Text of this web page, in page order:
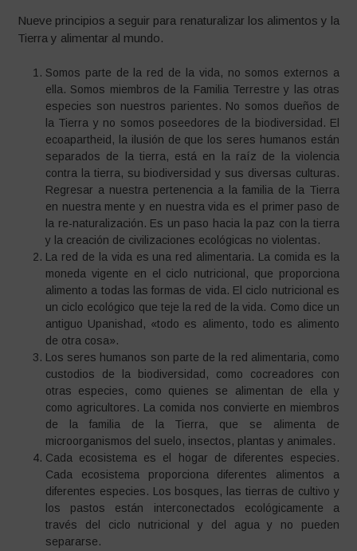
Nueve principios a seguir para renaturalizar los alimentos y la
Tierra y alimentar al mundo.
Somos parte de la red de la vida, no somos externos a
ella. Somos miembros de la Familia Terrestre y las otras
especies son nuestros parientes. No somos dueños de
la Tierra y no somos poseedores de la biodiversidad. El
ecoapartheid, la ilusión de que los seres humanos están
separados de la tierra, está en la raíz de la violencia
contra la tierra, su biodiversidad y sus diversas culturas.
Regresar a nuestra pertenencia a la familia de la Tierra
en nuestra mente y en nuestra vida es el primer paso de
la re-naturalización. Es un paso hacia la paz con la tierra
y la creación de civilizaciones ecológicas no violentas.
La red de la vida es una red alimentaria. La comida es la
moneda vigente en el ciclo nutricional, que proporciona
alimento a todas las formas de vida. El ciclo nutricional es
un ciclo ecológico que teje la red de la vida. Como dice un
antiguo Upanishad, «todo es alimento, todo es alimento
de otra cosa».
Los seres humanos son parte de la red alimentaria, como
custodios de la biodiversidad, como cocreadores con
otras especies, como quienes se alimentan de ella y
como agricultores. La comida nos convierte en miembros
de la familia de la Tierra, que se alimenta de
microorganismos del suelo, insectos, plantas y animales.
Cada ecosistema es el hogar de diferentes especies.
Cada ecosistema proporciona diferentes alimentos a
diferentes especies. Los bosques, las tierras de cultivo y
los pastos están interconectados ecológicamente a
través del ciclo nutricional y del agua y no pueden
separarse.